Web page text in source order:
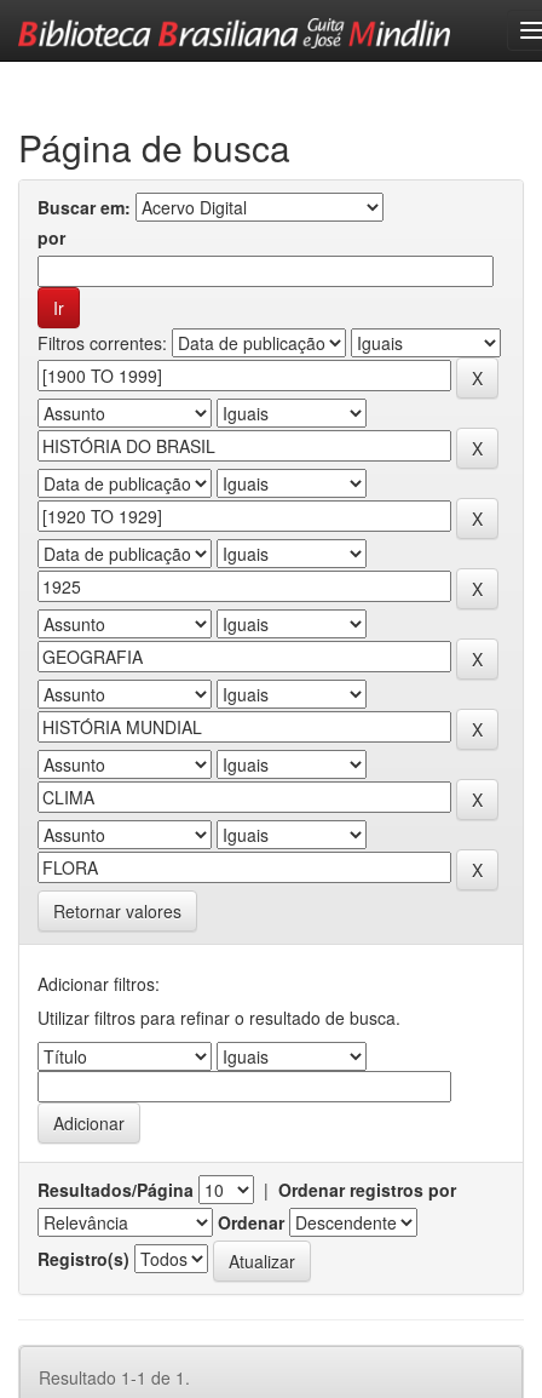
Página de busca
Buscar em:
por
Filtros correntes:
Retornar valores
Adicionar filtros:
Utilizar filtros para refinar o resultado de busca.
Resultados/Página | Ordenar registros por
Ordenar
Registro(s)
Resultado 1-1 de 1.